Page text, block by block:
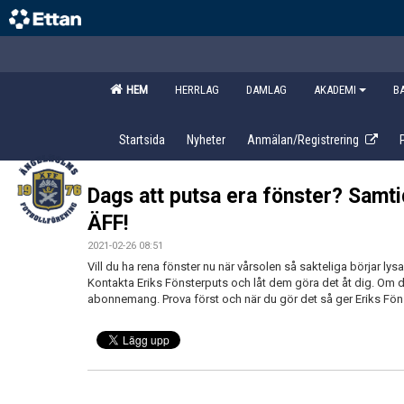
HEM HERRLAG DAMLAG AKADEMI
Startsida Nyheter Anmälan/Registrering
Dags att putsa era fönster?
ÄFF!
2021-02-26 08:51
Vill du ha rena fönster nu när vårsolen så sakteliga börjar
Kontakta Eriks Fönsterputs och låt dem göra det åt dig. Om
abonnemang. Prova först och när du gör det så ger Eriks